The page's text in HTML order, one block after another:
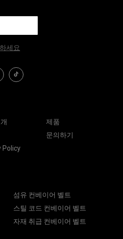
세요
제품
문의하기
Policy
섬유 컨베이어 벨트
스틸 코드 컨베이어 벨트
자재 취급 컨베이어 벨트